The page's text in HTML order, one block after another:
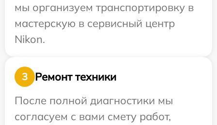
мы организуем транспортировку в
мастерскую в сервисный центр
Nikon.
3
Ремонт техники
После полной диагностики мы
согласуем с вами смету работ,